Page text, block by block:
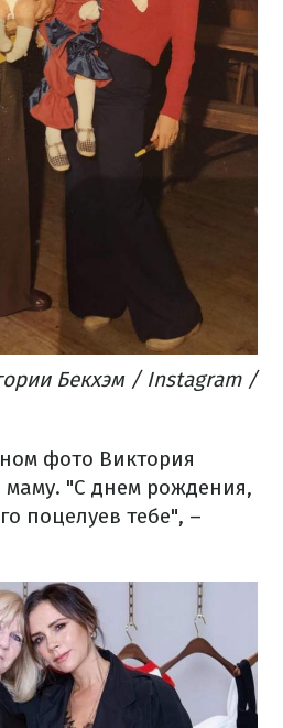
Бекхэм / Instagram /
фото Виктория
"С днем рождения,
поцелуев тебе", –